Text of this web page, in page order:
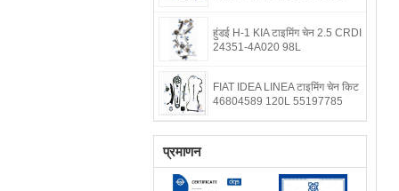
हुंडई H-1 KIA टाइमिंग चेन 2.5 CRDI
24351-4A020 98L
FIAT IDEA LINEA टाइमिंग चेन किट
46804589 120L 55197785
प्रमाणन